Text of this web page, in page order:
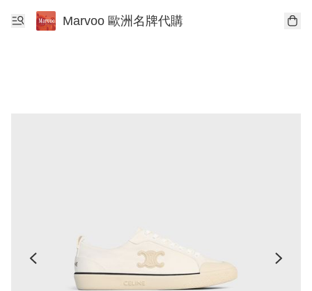
Marvoo 歐洲名牌代購